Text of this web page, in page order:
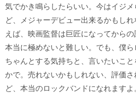
気でかき鳴らしたらいい。今はイジ
ど、メジャーデビュー出来るかもし
えば、映画監督は巨匠になってから
本当に極めないと難しい。でも、僕
ちゃんとする気持ちと、言いたいこ
かで。売れないかもしれない、評価
ど、本当のロックバンドになれます